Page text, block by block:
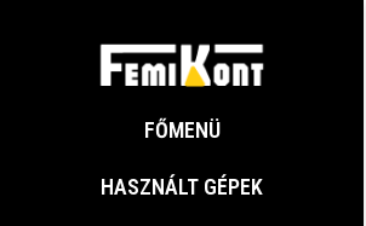
FŐMENÜ
HASZNÁLT GÉPEK